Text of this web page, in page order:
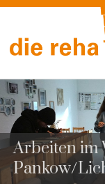
Skip
content
Visuelle
öffnen.
Arbeiten im
Pankow/